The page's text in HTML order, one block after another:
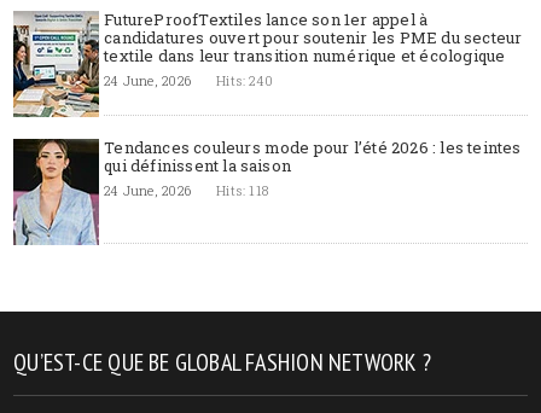
FutureProofTextiles lance son 1er appel à
candidatures ouvert pour soutenir les PME du secteur
textile dans leur transition numérique et écologique
24 June, 2026 Hits: 240
Tendances couleurs mode pour l’été 2026 : les teintes
qui définissent la saison
24 June, 2026 Hits: 118
QU’EST-CE QUE BE GLOBAL FASHION NETWORK ?